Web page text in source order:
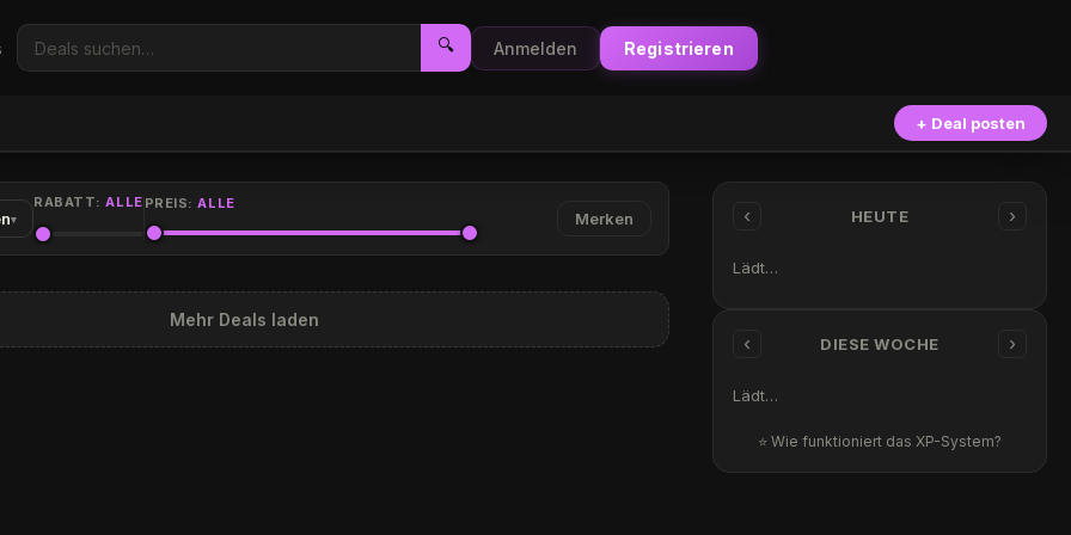
🔍 Anmelden Registrieren
+ Deal posten
▾
RABATT:ALLE PREIS:ALLE
Merken
Mehr Deals laden
‹ HEUTE ›
Lädt…
‹ DIESE WOCHE ›
Lädt…
⭐ Wie funktioniert das XP-System?